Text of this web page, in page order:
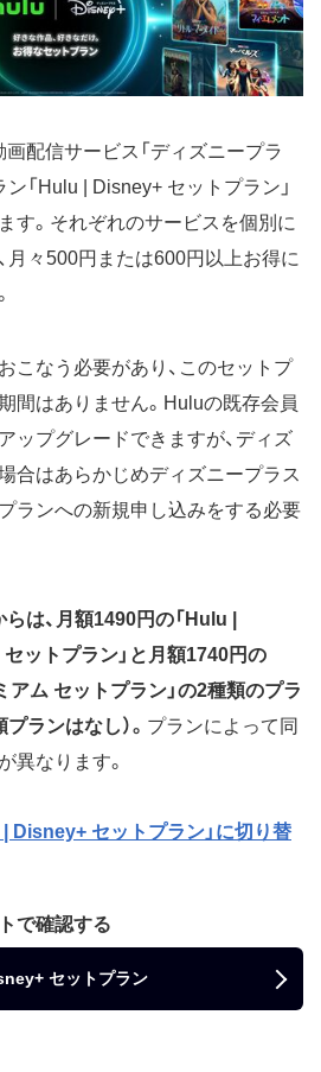
配信サービス「ディズニープラ
「Hulu | Disney+ セットプラン」
す。それぞれのサービスを個別に
月々500円または600円以上お得に
こなう必要があり、このセットプ
間はありません。Huluの既存会員
ップグレードできますが、ディズ
合はあらかじめディズニープラス
ランへの新規申し込みをする必要
は、月額1490円の「Hulu |
ットプラン」と月額1740円の
アム セットプラン」の2種類のプラ
ランはなし）。 プランによって同
異なります。
Disney+ セットプラン」に切り替
で確認する
セットプラン